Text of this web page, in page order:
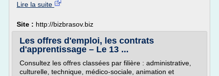
Lire la suite
Site : http://bizbrasov.biz
Les offres d'emploi, les contrats
d'apprentissage – Le 13 ...
Consultez les offres classées par filière : administrative,
culturelle, technique, médico-sociale, animation et